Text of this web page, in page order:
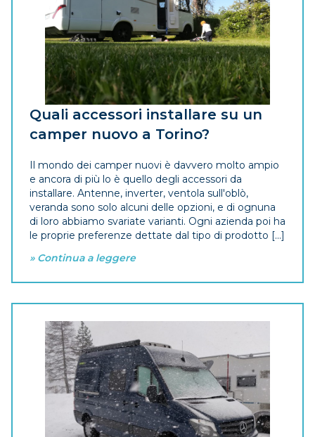
Quali accessori installare su un
camper nuovo a Torino?
Il mondo dei camper nuovi è davvero molto ampio
e ancora di più lo è quello degli accessori da
installare. Antenne, inverter, ventola sull'oblò,
veranda sono solo alcuni delle opzioni, e di ognuna
di loro abbiamo svariate varianti. Ogni azienda poi ha
le proprie preferenze dettate dal tipo di prodotto [...]
» Continua a leggere